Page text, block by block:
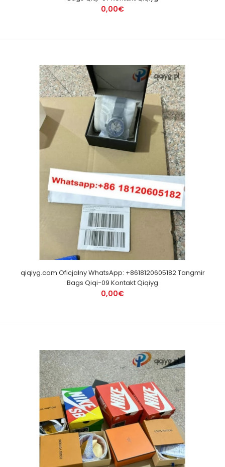
0,00€
qiqiyg.com Oficjalny WhatsApp: +8618120605182 Tangmir
Bags Qiqi-09 Kontakt Qiqiyg
0,00€